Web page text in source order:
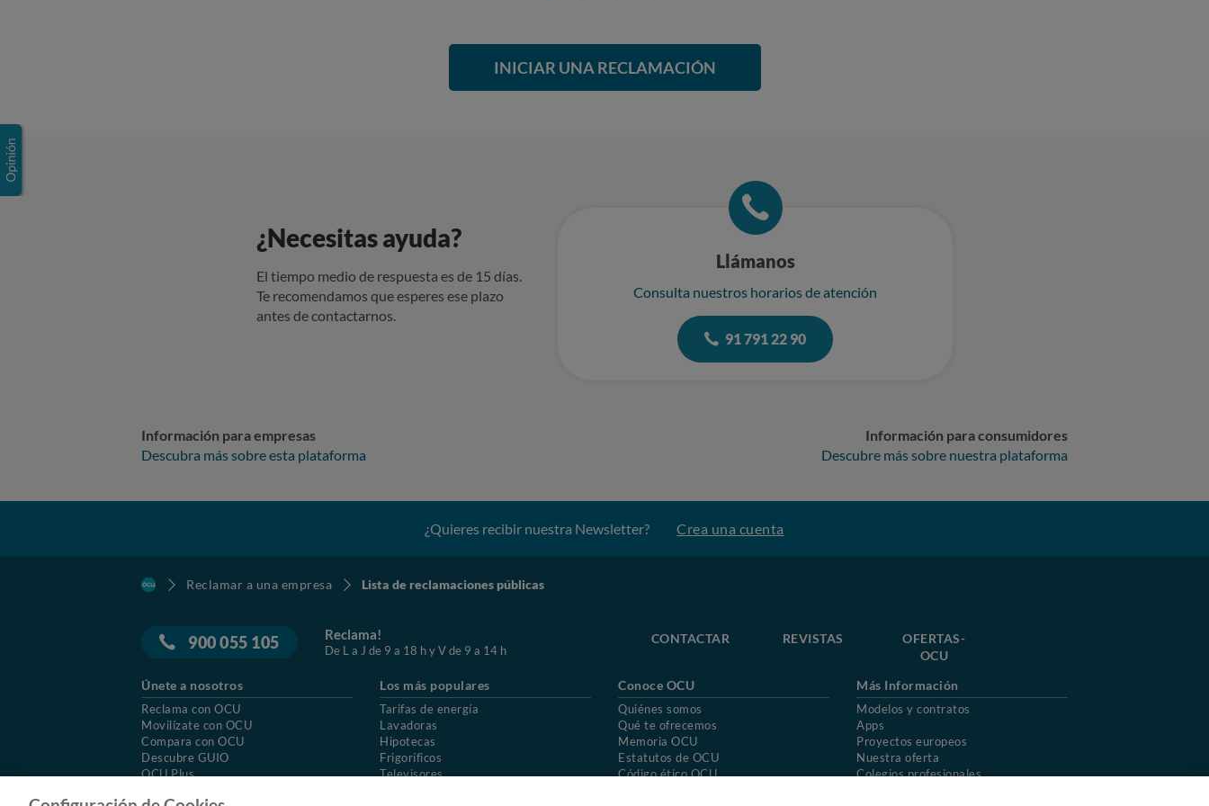
INICIAR UNA RECLAMACIÓN
¿Necesitas ayuda?
El tiempo medio de respuesta es de 15 días.
Te recomendamos que esperes ese plazo
antes de contactarnos.
Llámanos
Consulta nuestros horarios de atención
91 791 22 90
Información para empresas
Descubra más sobre esta plataforma
Información para consumidores
Descubre más sobre nuestra plataforma
¿Quieres recibir nuestra Newsletter? Crea una cuenta
Reclamar a una empresa Lista de reclamaciones públicas
900 055 105 Reclama!
De L a J de 9 a 18 h y V de 9 a 14 h
CONTACTAR REVISTAS
OFERTAS-
OCU
Únete a nosotros
Reclama con OCU
Movilízate con OCU
Compara con OCU
Descubre GUIO
OCU Plus
Los más populares
Tarifas de energía
Lavadoras
Hipotecas
Frigoríficos
Televisores
Conoce OCU
Quiénes somos
Qué te ofrecemos
Memoria OCU
Estatutos de OCU
Código ético OCU
Más Información
Modelos y contratos
Apps
Proyectos europeos
Nuestra oferta
Colegios profesionales